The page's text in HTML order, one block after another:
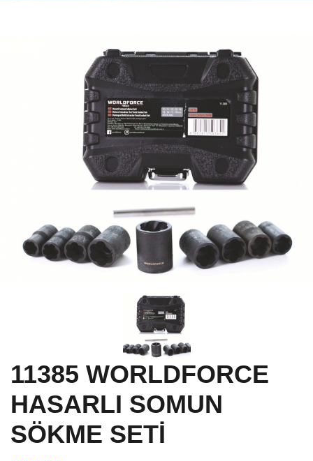
11385 WORLDFORCE
HASARLI SOMUN
SÖKME SETİ